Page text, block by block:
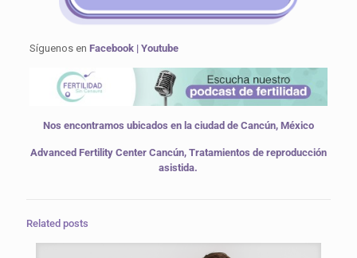
Síguenos en Facebook| Youtube
Nos encontramos ubicados en la ciudad de Cancún, México
Advanced Fertility Center Cancún, Tratamientos de reproducción
asistida.
Related posts